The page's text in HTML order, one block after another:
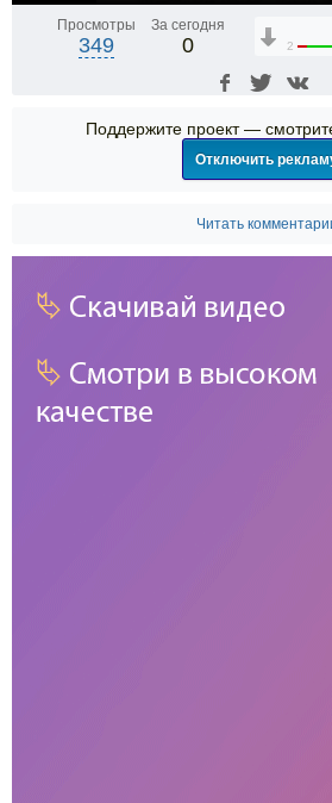
Просмотры
349
За сегодня
0 2
Поддержите проект —
Отключить
Читать